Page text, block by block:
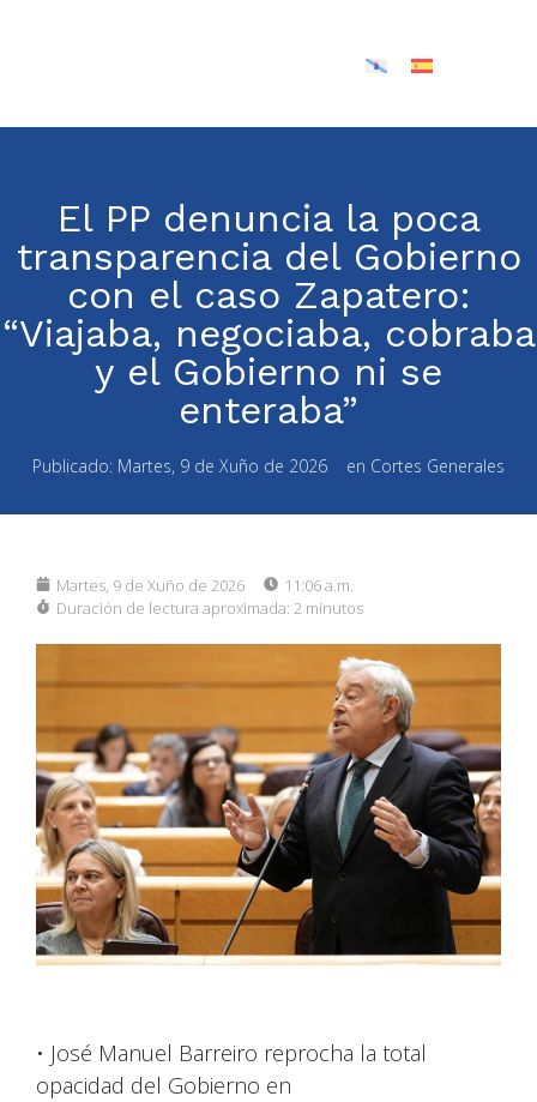
El PP denuncia la poca
transparencia del Gobierno
con el caso Zapatero:
“Viajaba, negociaba, cobraba
y el Gobierno ni se
enteraba”
Publicado: Martes, 9 de Xuño de 2026 en Cortes Generales
Martes, 9 de Xuño de 2026
11:06 a.m.
Duración de lectura aproximada: 2 minutos
• José Manuel Barreiro reprocha la total
opacidad del Gobierno en